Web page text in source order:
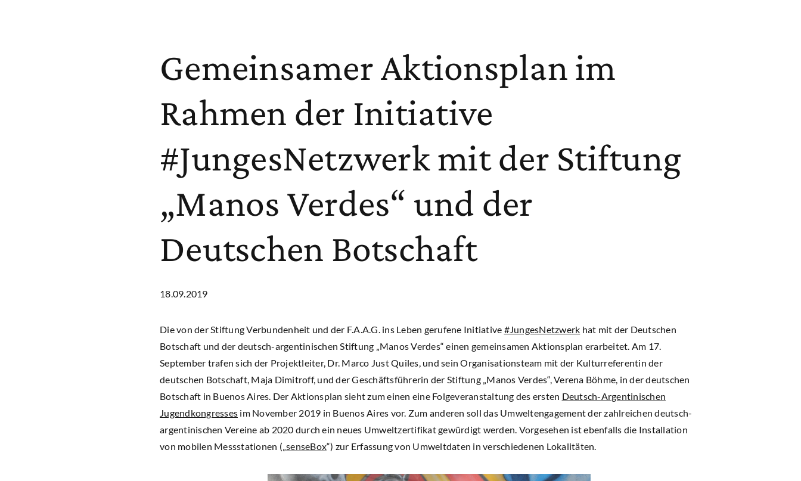
Gemeinsamer Aktionsplan im
Rahmen der Initiative
#JungesNetzwerk mit der Stiftung
„Manos Verdes“ und der
Deutschen Botschaft
18.09.2019
Die von der Stiftung Verbundenheit und der F.A.A.G. ins Leben gerufene Initiative #JungesNetzwerk hat mit der Deutschen
Botschaft und der deutsch-argentinischen Stiftung „Manos Verdes“ einen gemeinsamen Aktionsplan erarbeitet. Am 17.
September trafen sich der Projektleiter, Dr. Marco Just Quiles, und sein Organisationsteam mit der Kulturreferentin der
deutschen Botschaft, Maja Dimitroff, und der Geschäftsführerin der Stiftung „Manos Verdes“, Verena Böhme, in der deutschen
Botschaft in Buenos Aires. Der Aktionsplan sieht zum einen eine Folgeveranstaltung des ersten Deutsch-Argentinischen
Jugendkongresses im November 2019 in Buenos Aires vor. Zum anderen soll das Umweltengagement der zahlreichen deutsch-
argentinischen Vereine ab 2020 durch ein neues Umweltzertifikat gewürdigt werden. Vorgesehen ist ebenfalls die Installation
von mobilen Messstationen („senseBox“) zur Erfassung von Umweltdaten in verschiedenen Lokalitäten.